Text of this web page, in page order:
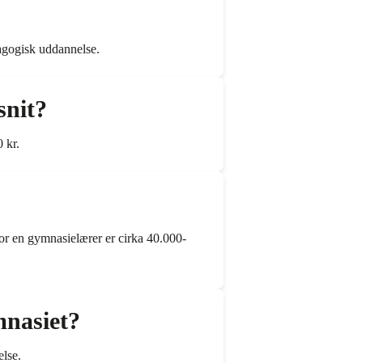
uddannelse.
kr.
en gymnasielærer er cirka 40.000-